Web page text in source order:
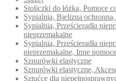
Stoliczki do łóżka, Pomoce
Sypialnia, Bielizna
Sypialnia, Prześcieradła
nieprzemakalne
Sypialnia, Prześcieradła
nieprzemakalne, Inne
Sznurówki elastyczne
Sznurówki elastyczne,
Sztućce dla